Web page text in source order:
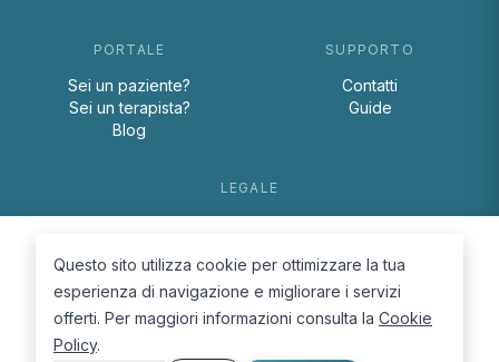
PORTALE
Sei un paziente?
Sei un terapista?
Blog
SUPPORTO
Contatti
Guide
LEGALE
Cookie Policy
Questo sito utilizza cookie per ottimizzare la tua
esperienza di navigazione e migliorare i servizi
offerti. Per maggiori informazioni consulta la Cookie
Policy.